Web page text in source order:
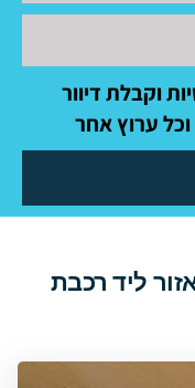
וקבלת דיוור
ליד רכבת